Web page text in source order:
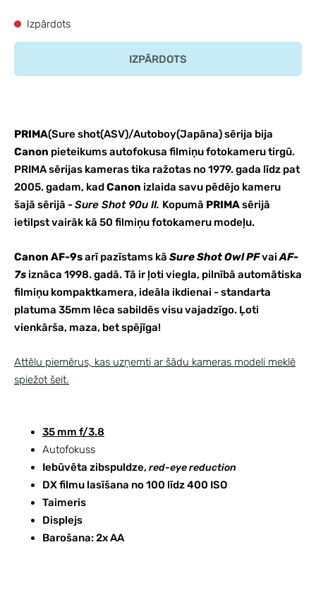
Izpārdots
IZPĀRDOTS
PRIMA(Sure shot(ASV)/Autoboy(Japāna) sērija bija
Canon pieteikums autofokusa filmiņu fotokameru tirgū.
PRIMA sērijas kameras tika ražotas no 1979. gada līdz pat
2005. gadam, kadCanon izlaida savu pēdējo kameru
šajā sērijā -Sure Shot 90u II. Kopumā PRIMAsērijā
ietilpst vairāk kā 50 filmiņu fotokameru modeļu.
Canon AF-9sarī pazīstams kā Sure Shot Owl PFvaiAF-
7s iznāca 1998. gadā. Tā ir ļoti viegla, pilnībā automātiska
filmiņu kompaktkamera, ideāla ikdienai - standarta
platuma 35mm lēca sabildēs visu vajadzīgo. Ļoti
vienkārša, maza, bet spējīga!
Attēlu piemērus, kas uzņemti ar šādu kameras modeli meklē
spiežot šeit.
35 mm f/3.8
Autofokuss
Iebūvēta zibspuldze, red-eye reduction
DX filmu lasīšana no100 līdz 400 ISO
Taimeris
Displejs
Barošana: 2x AA